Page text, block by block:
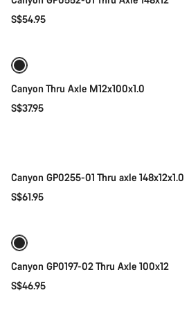
S$54.95
Canyon Thru Axle M12x100x1.0
S$37.95
Canyon GP0255-01 Thru axle 148x12x1.0
S$61.95
Canyon GP0197-02 Thru Axle 100x12
S$46.95